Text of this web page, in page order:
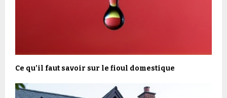
Ce qu’il faut savoir sur le fioul domestique